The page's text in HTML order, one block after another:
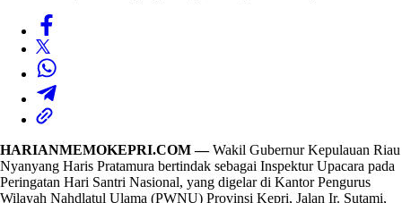
HARIANMEMOKEPRI.COM —Wakil Gubernur Kepulauan Riau
Nyanyang Haris Pratamura bertindak sebagai Inspektur Upacara pada
Peringatan Hari Santri Nasional, yang digelar di Kantor Pengurus
Wilayah Nahdlatul Ulama (PWNU) Provinsi Kepri, Jalan Ir. Sutami,